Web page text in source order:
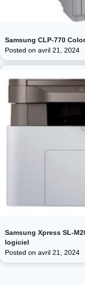
Samsung CLP-770
Posted on avril 21, 2024
Samsung Xpress SL-
logiciel
Posted on avril 21, 2024